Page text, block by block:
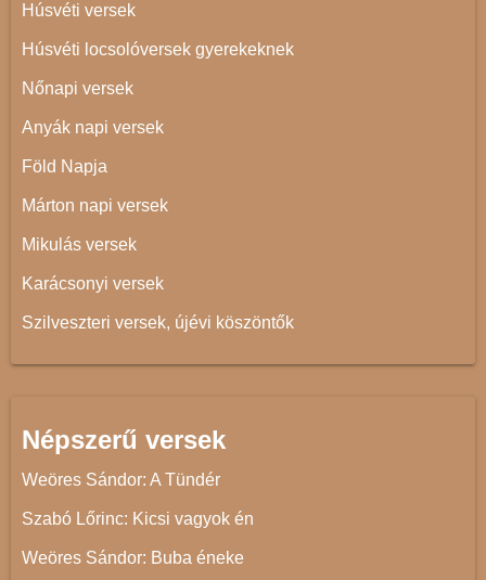
Húsvéti versek
Húsvéti locsolóversek gyerekeknek
Nőnapi versek
Anyák napi versek
Föld Napja
Márton napi versek
Mikulás versek
Karácsonyi versek
Szilveszteri versek, újévi köszöntők
Népszerű versek
Weöres Sándor: A Tündér
Szabó Lőrinc: Kicsi vagyok én
Weöres Sándor: Buba éneke